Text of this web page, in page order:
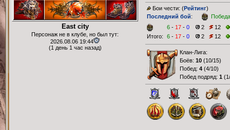
East city
Персонаж не в клубе, но был тут:
2026.08.06 19:44
(1 день 1 час назад)
Бои чести: (Рейтинг)
Последний бой:
Победа
6 - 17 - 0 2
12
Итого:
6 - 17 - 0 2 12
Клан-Лига:
Боёв: 10 (10/15)
Побед: 4 (4/10)
Побед подряд: 1 (